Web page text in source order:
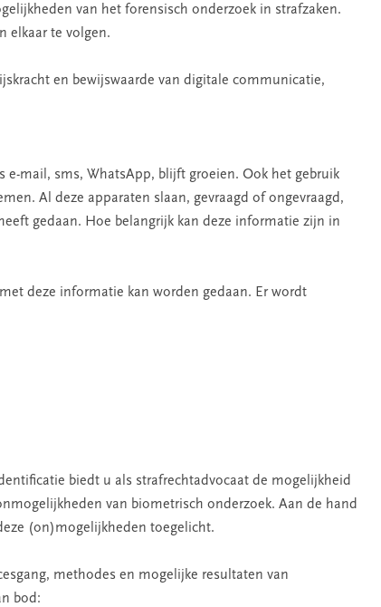
van het forensisch onderzoek in strafzaken.
elkaar te volgen.
en bewijswaarde van digitale communicatie,
e-mail, sms, WhatsApp, blijft groeien. Ook het gebruik
Al deze apparaten slaan, gevraagd of ongevraagd,
gedaan. Hoe belangrijk kan deze informatie zijn in
deze informatie kan worden gedaan. Er wordt
biedt u als strafrechtadvocaat de mogelijkheid
van biometrisch onderzoek. Aan de hand
(on)mogelijkheden toegelicht.
methodes en mogelijke resultaten van
bod: